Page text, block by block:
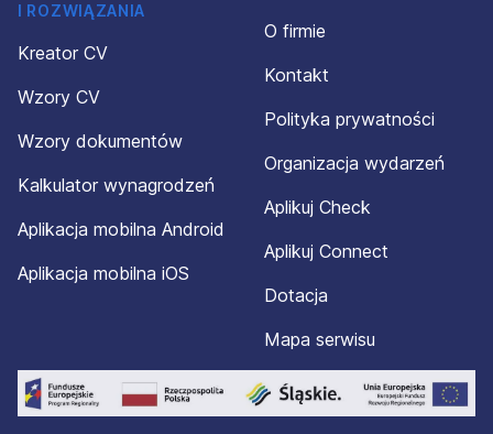
I ROZWIĄZANIA
Kreator CV
Wzory CV
Wzory dokumentów
Kalkulator wynagrodzeń
Aplikacja mobilna Android
Aplikacja mobilna iOS
O firmie
Kontakt
Polityka prywatności
Organizacja wydarzeń
Aplikuj Check
Aplikuj Connect
Dotacja
Mapa serwisu